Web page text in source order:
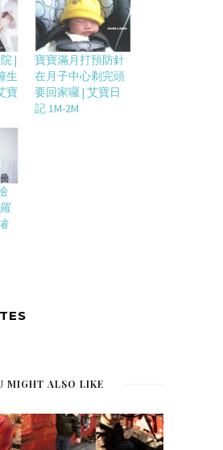
|
生
寶
寶寶滿月打預防針
在月子中心剃完頭
要回家囉 | 艾寶日
記 1M-2M
MIGHT ALSO LIKE